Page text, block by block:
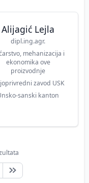
Alijagić Lejla
dipl.ing.agr.
mehanizacija i
ekonomika ove
proizvodnje
zavod USK
sanski kanton